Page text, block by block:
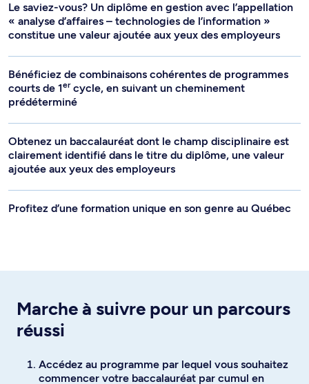
Le saviez-vous? Un diplôme en gestion avec l’appellation
« analyse d’affaires – technologies de l’information »
constitue une valeur ajoutée aux yeux des employeurs
Bénéficiez de combinaisons cohérentes de programmes
courts de 1ercycle, en suivant un cheminement
prédéterminé
Obtenez un baccalauréat dont le champ disciplinaire est
clairement identifié dans le titre du diplôme, une valeur
ajoutée aux yeux des employeurs
Profitez d’une formation unique en son genre au Québec
Marche à suivre pour un parcours
réussi
Accédez au programme par lequel vous souhaitez
commencer votre baccalauréat par cumul en